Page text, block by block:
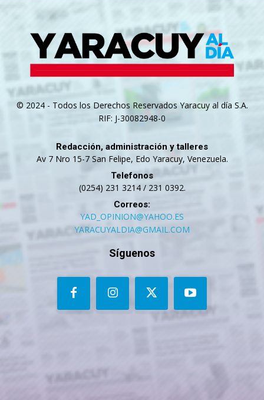
© 2024 - Todos los Derechos Reservados Yaracuy al día S.A.
RIF: J-30082948-0
Redacción, administración y talleres
Av 7 Nro 15-7 San Felipe, Edo Yaracuy, Venezuela.
Telefonos
(0254) 231 3214 / 231 0392.
Correos:
YAD_OPINION@YAHOO.ES
YARACUYALDIA@GMAIL.COM
Síguenos